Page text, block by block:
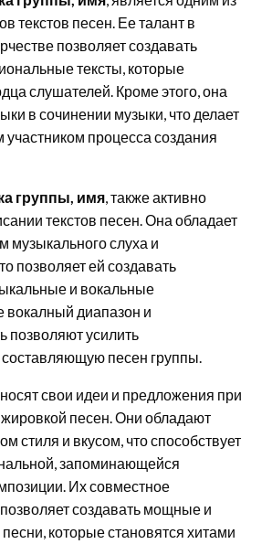
текстов песен. Ее талант в
позволяет создавать
тексты, которые
слушателей. Кроме этого, она
в сочинении музыки, что делает
процесса создания
группы, имя, также активно
текстов песен. Она обладает
музыкального слуха и
позволяет ей создавать
и вокальные
вокалный диапазон и
позволяют усилить
песен группы.
свои идеи и предложения при
песен. Они обладают
стиля и вкусом, что способствует
запоминающейся
Их совместное
создавать мощные и
которые становятся хитами